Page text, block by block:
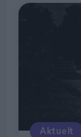
Aktuelt